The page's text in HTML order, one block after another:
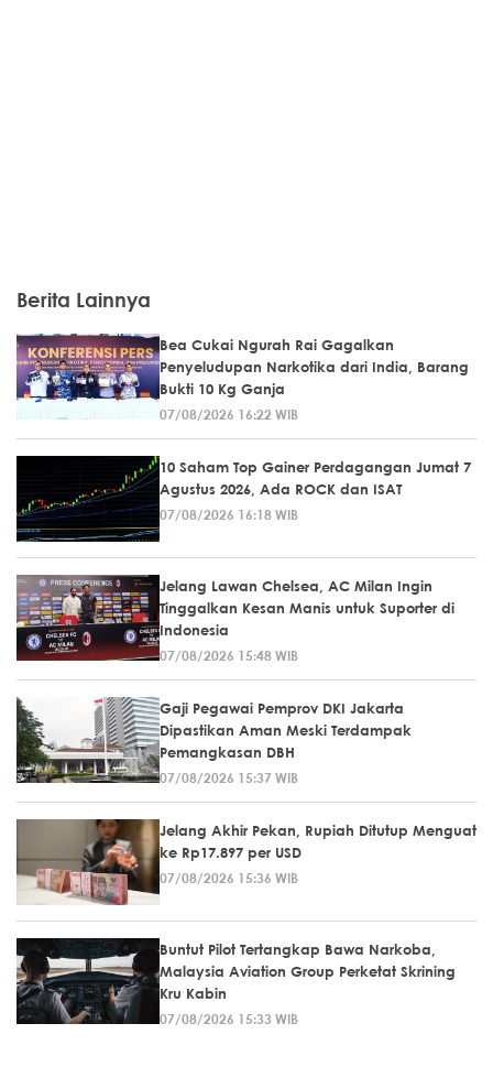
Berita Lainnya
Bea Cukai Ngurah Rai Gagalkan
Penyeludupan Narkotika dari India, Barang
Bukti 10 Kg Ganja
07/08/2026 16:22 WIB
10 Saham Top Gainer Perdagangan Jumat 7
Agustus 2026, Ada ROCK dan ISAT
07/08/2026 16:18 WIB
Jelang Lawan Chelsea, AC Milan Ingin
Tinggalkan Kesan Manis untuk Suporter di
Indonesia
07/08/2026 15:48 WIB
Gaji Pegawai Pemprov DKI Jakarta
Dipastikan Aman Meski Terdampak
Pemangkasan DBH
07/08/2026 15:37 WIB
Jelang Akhir Pekan, Rupiah Ditutup Menguat
ke Rp17.897 per USD
07/08/2026 15:36 WIB
Buntut Pilot Tertangkap Bawa Narkoba,
Malaysia Aviation Group Perketat Skrining
Kru Kabin
07/08/2026 15:33 WIB